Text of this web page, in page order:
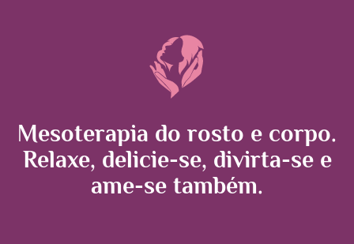
Mesoterapia do rosto e corpo.
Relaxe, delicie-se, divirta-se e
ame-se também.